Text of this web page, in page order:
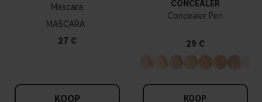
Mascara
MASCARA
27 €
KOOP
CONCEALER
Concealer Pen
29 €
KOOP